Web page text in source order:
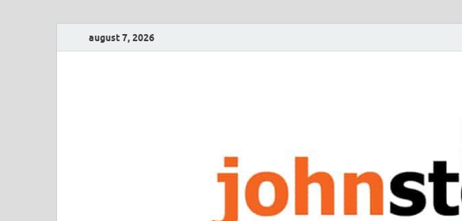
august 7, 2026